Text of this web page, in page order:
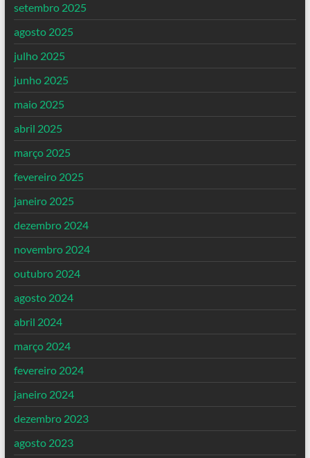
setembro 2025
agosto 2025
julho 2025
junho 2025
maio 2025
abril 2025
março 2025
fevereiro 2025
janeiro 2025
dezembro 2024
novembro 2024
outubro 2024
agosto 2024
abril 2024
março 2024
fevereiro 2024
janeiro 2024
dezembro 2023
agosto 2023